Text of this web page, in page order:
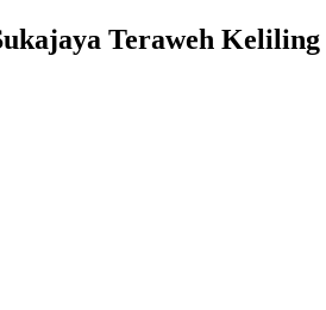
Teraweh Keliling